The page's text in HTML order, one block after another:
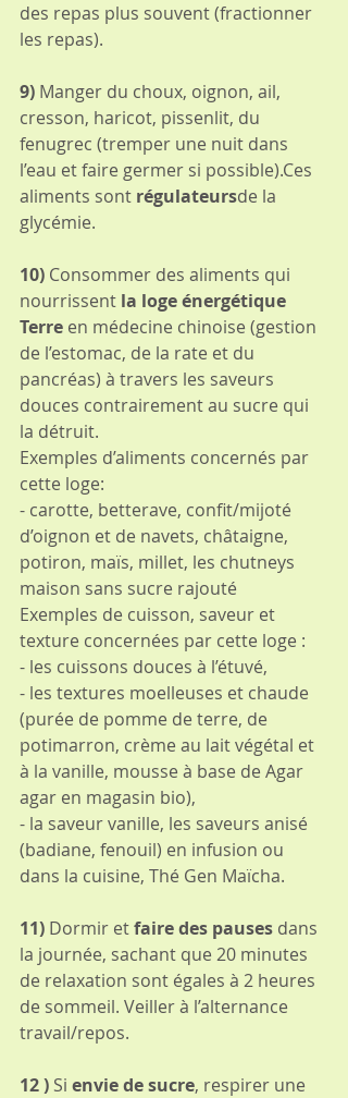
des repas plus souvent (fractionner
les repas).
9) Manger du choux, oignon, ail,
cresson, haricot, pissenlit, du
fenugrec (tremper une nuit dans
l’eau et faire germer si possible).Ces
aliments sont régulateursde la
glycémie.
10) Consommer des aliments qui
nourrissent la loge énergétique
Terre en médecine chinoise (gestion
de l’estomac, de la rate et du
pancréas) à travers les saveurs
douces contrairement au sucre qui
la détruit.
Exemples d’aliments concernés par
cette loge:
- carotte, betterave, confit/mijoté
d’oignon et de navets, châtaigne,
potiron, maïs, millet, les chutneys
maison sans sucre rajouté
Exemples de cuisson, saveur et
texture concernées par cette loge :
- les cuissons douces à l’étuvé,
- les textures moelleuses et chaude
(purée de pomme de terre, de
potimarron, crème au lait végétal et
à la vanille, mousse à base de Agar
agar en magasin bio),
- la saveur vanille, les saveurs anisé
(badiane, fenouil) en infusion ou
dans la cuisine, Thé Gen Maïcha.
11) Dormir et faire des pauses dans
la journée, sachant que 20 minutes
de relaxation sont égales à 2 heures
de sommeil. Veiller à l’alternance
travail/repos.
12 ) Si envie de sucre, respirer une